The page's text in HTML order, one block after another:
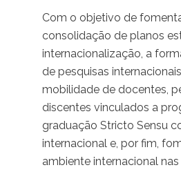
Com o objetivo de
consolidação de planos
internacionalização, a
de pesquisas
mobilidade de docentes,
discentes vinculados a
graduação Stricto Sensu
internacional e, por fim,
ambiente internacional